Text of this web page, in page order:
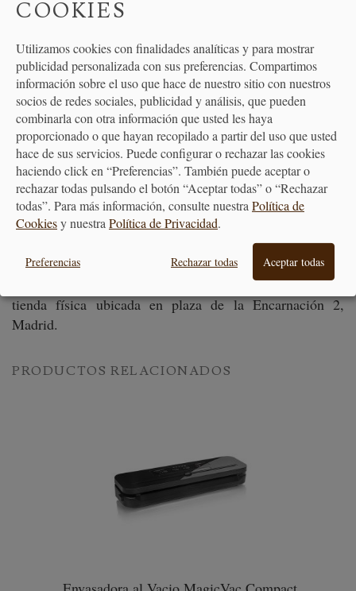
sacrificios, sino pequeños cambios de hábitos que
generan un impacto positivo en tu bolsillo y en el
planeta. Desde planificar tus comidas hasta elegir los
utensilios adecuados para conservar los alimentos, cada
acción cuenta.
EnAlambique, como tienda de utensilios de cocina y
escuela, queremos inspirarte a cocinar de forma más
consciente, a aprovechar mejor cada ingrediente y a
disfrutar de una cocina que respete tanto tu salud como
Alambique.como nuestra
tienda física ubicada en plaza de la Encarnación 2,
Madrid.
PRODUCTOS RELACIONADOS
COOKIES
Utilizamos cookies con finalidades analíticas y para mostrar
publicidad personalizada con sus preferencias. Compartimos
información sobre el uso que hace de nuestro sitio con nuestros
socios de redes sociales, publicidad y análisis, que pueden
combinarla con otra información que usted les haya
proporcionado o que hayan recopilado a partir del uso que usted
hace de sus servicios. Puede configurar o rechazar las cookies
haciendo click en “Preferencias”. También puede aceptar o
rechazar todas pulsando el botón “Aceptar todas” o “Rechazar
todas”. Para más información, consulte nuestra Política de
Cookiesy nuestra Política de Privacidad.
Preferencias Rechazar todas Aceptar todas